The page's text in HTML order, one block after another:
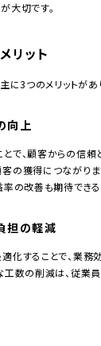
大切です。
リット
に3つのメリットがあ
向上
で、顧客からの信頼
の獲得につながりま
の改善も期待できる
担の軽減
化することで、業務
工数の削減は、従業